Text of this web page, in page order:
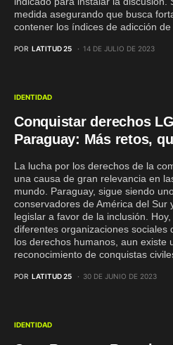
medida asegurando que busca
contener los índices de adicción de
POR LATITUD 25 14 DE JULIO DE 2023
IDENTIDAD
Conquistar derechos
Paraguay: Más retos,
La lucha por los derechos de la
una causa de gran relevancia en
mundo. Paraguay, sigue siendo
conservadores de América del Sur
legislar a favor de la inclusión.
diferentes organizaciones sociales
los derechos humanos, aun existe
reconocimiento de conquistas
POR LATITUD 25 30 DE JUNIO DE 2023
IDENTIDAD